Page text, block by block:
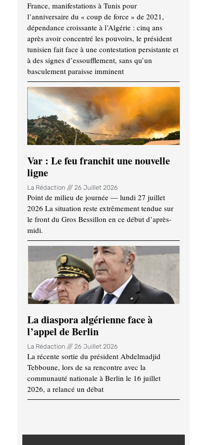
France, manifestations à Tunis pour
l’anniversaire du « coup de force » de 2021,
dépendance croissante à l’Algérie : cinq ans
après avoir concentré les pouvoirs, le président
tunisien fait face à une contestation persistante et
à des signes d’essoufflement, sans qu’un
basculement paraisse imminent
Var : Le feu franchit une nouvelle
ligne
La Rédaction 26 Juillet 2026
Point de milieu de journée — lundi 27 juillet
2026 La situation reste extrêmement tendue sur
le front du Gros Bessillon en ce début d’après-
midi.
La diaspora algérienne face à
l’appel de Berlin
La Rédaction 26 Juillet 2026
La récente sortie du président Abdelmadjid
Tebboune, lors de sa rencontre avec la
communauté nationale à Berlin le 16 juillet
2026, a relancé un débat